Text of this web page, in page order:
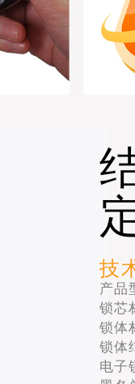
技
产品
锁芯
锁体
锁体
电子